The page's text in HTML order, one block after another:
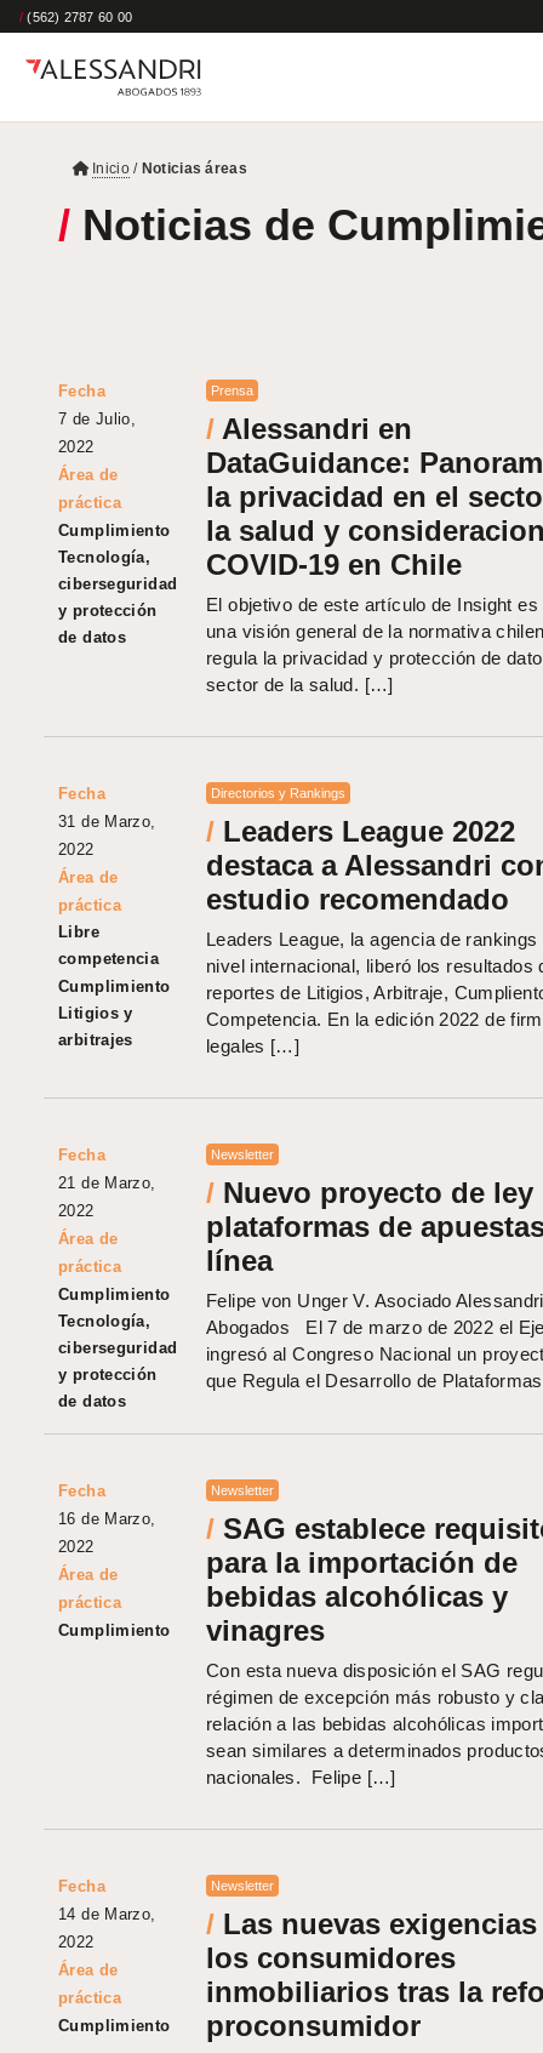
/ (562) 2787 60 00
Inicio/ Noticias áreas
/ Noticias de
Fecha
7 de Julio,
2022
Área de
práctica
Cumplimiento
Tecnología,
ciberseguridad
y protección
de datos
Prensa
/ Alessandri en
DataGuidance:
la privacidad en el
la salud y
COVID-19 en Chile
El objetivo de este artículo de Insight
una visión general de la normativa
regula la privacidad y protección de
sector de la salud. […]
Fecha
31 de Marzo,
2022
Área de
práctica
Libre
competencia
Cumplimiento
Litigios y
arbitrajes
Directorios y Rankings
/ Leaders League 2022
destaca a Alessandri
estudio recomendado
Leaders League, la agencia de rankings
nivel internacional, liberó los resultados
reportes de Litigios, Arbitraje,
Competencia. En la edición 2022 de
legales […]
Fecha
21 de Marzo,
2022
Área de
práctica
Cumplimiento
Tecnología,
ciberseguridad
y protección
de datos
Newsletter
/ Nuevo proyecto de ley
plataformas de
línea
Felipe von Unger V. Asociado Alessandri
Abogados El 7 de marzo de 2022 el
ingresó al Congreso Nacional un
que Regula el Desarrollo de
Fecha
16 de Marzo,
2022
Área de
práctica
Cumplimiento
Newsletter
/ SAG establece
para la importación de
bebidas alcohólicas y
vinagres
Con esta nueva disposición el SAG
régimen de excepción más robusto y
relación a las bebidas alcohólicas
sean similares a determinados
nacionales. Felipe […]
Fecha
14 de Marzo,
2022
Área de
práctica
Cumplimiento
Newsletter
/ Las nuevas exigencias
los consumidores
inmobiliarios tras la
proconsumidor